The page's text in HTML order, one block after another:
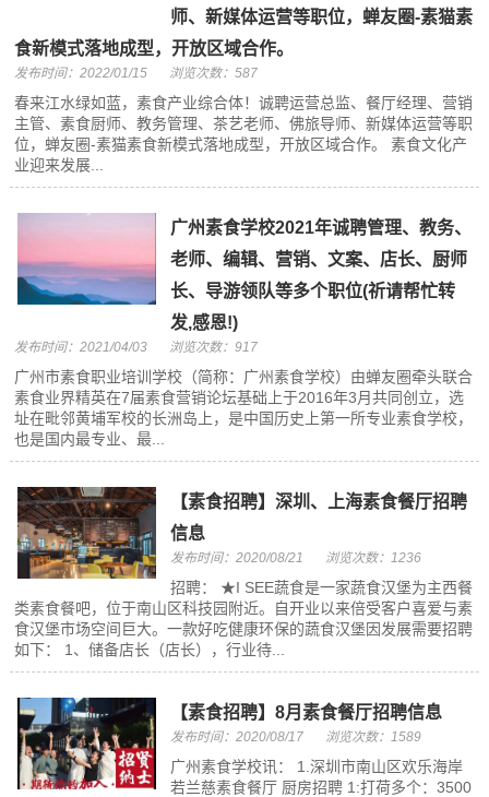
师、新媒体运营等职位，蝉友圈-素猫素
食新模式落地成型，开放区域合作。
发布时间：2022/01/15 浏览次数：587
春来江水绿如蓝，素食产业综合体！诚聘运营总监、餐厅经理、营销
主管、素食厨师、教务管理、茶艺老师、佛旅导师、新媒体运营等职
位，蝉友圈-素猫素食新模式落地成型，开放区域合作。 素食文化产
业迎来发展...
广州素食学校2021年诚聘管理、教务、
老师、编辑、营销、文案、店长、厨师
长、导游领队等多个职位(祈请帮忙转
发,感恩!)
发布时间：2021/04/03 浏览次数：917
广州市素食职业培训学校（简称：广州素食学校）由蝉友圈牵头联合
素食业界精英在7届素食营销论坛基础上于2016年3月共同创立，选
址在毗邻黄埔军校的长洲岛上，是中国历史上第一所专业素食学校，
也是国内最专业、最...
【素食招聘】深圳、上海素食餐厅招聘
信息
发布时间：2020/08/21 浏览次数：1236
招聘： ★I SEE蔬食是一家蔬食汉堡为主西餐
类素食餐吧，位于南山区科技园附近。自开业以来倍受客户喜爱与素
食汉堡市场空间巨大。一款好吃健康环保的蔬食汉堡因发展需要招聘
如下： 1、储备店长（店长），行业待...
【素食招聘】8月素食餐厅招聘信息
发布时间：2020/08/17 浏览次数：1589
广州素食学校讯： 1.深圳市南山区欢乐海岸
若兰慈素食餐厅 厨房招聘 1:打荷多个：3500